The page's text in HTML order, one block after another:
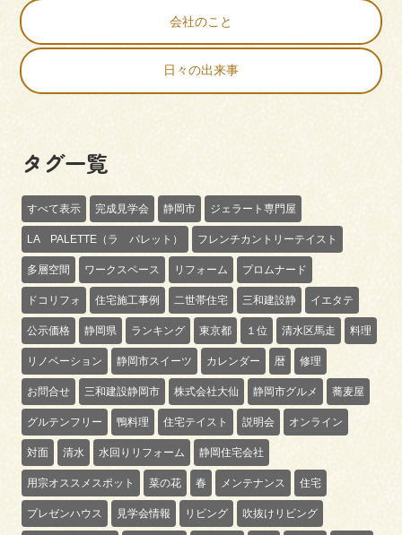
会社のこと
日々の出来事
タグ一覧
すべて表示 完成見学会 静岡市 ジェラート専門屋
LA PALETTE（ラ パレット） フレンチカントリーテイスト
多層空間 ワークスペース リフォーム プロムナード
ドコリフォ 住宅施工事例 二世帯住宅 三和建設静 イエタテ
公示価格 静岡県 ランキング 東京都 １位 清水区馬走 料理
リノベーション 静岡市スイーツ カレンダー 暦 修理
お問合せ 三和建設静岡市 株式会社大仙 静岡市グルメ 蕎麦屋
グルテンフリー 鴨料理 住宅テイスト 説明会 オンライン
対面 清水 水回りリフォーム 静岡住宅会社
用宗オススメスポット 菜の花 春 メンテナンス 住宅
プレゼンハウス 見学会情報 リビング 吹抜けリビング